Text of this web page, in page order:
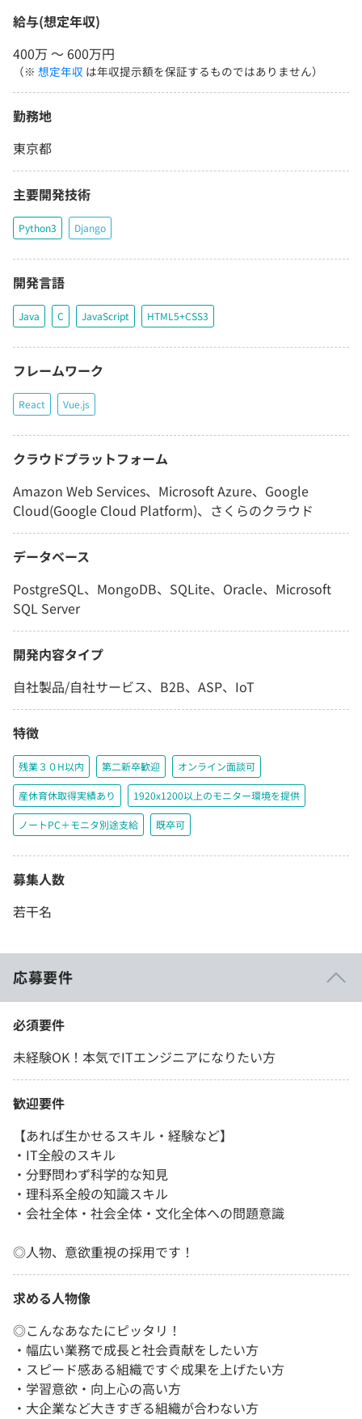
給与(想定年収)
400万 〜 600万円
（※ 想定年収 は年収提示額を保証するものではありません）
勤務地
東京都
主要開発技術
Python3 Django
開発言語
Java C JavaScript HTML5+CSS3
フレームワーク
React Vue.js
クラウドプラットフォーム
Amazon Web Services、Microsoft Azure、Google
Cloud(Google Cloud Platform)、さくらのクラウド
データベース
PostgreSQL、MongoDB、SQLite、Oracle、Microsoft
SQL Server
開発内容タイプ
自社製品/自社サービス、B2B、ASP、IoT
特徴
残業３０H以内 第二新卒歓迎 オンライン面談可
産休育休取得実績あり 1920x1200以上のモニター環境を提供
ノートPC＋モニタ別途支給 既卒可
募集人数
若干名
応募要件
必須要件
未経験OK！本気でITエンジニアになりたい方
歓迎要件
【あれば生かせるスキル・経験など】
・IT全般のスキル
・分野問わず科学的な知見
・理科系全般の知識スキル
・会社全体・社会全体・文化全体への問題意識
◎人物、意欲重視の採用です！
求める人物像
◎こんなあなたにピッタリ！
・幅広い業務で成長と社会貢献をしたい方
・スピード感ある組織ですぐ成果を上げたい方
・学習意欲・向上心の高い方
・大企業など大きすぎる組織が合わない方